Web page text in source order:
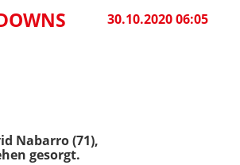
30.10.2020 06:05
Nabarro (71),
gesorgt.